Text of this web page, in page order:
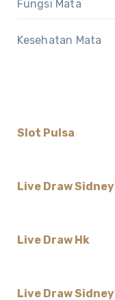
Fungsi Mata
Kesehatan Mata
Slot Pulsa
Live Draw Sidney
Live Draw Hk
Live Draw Sidney